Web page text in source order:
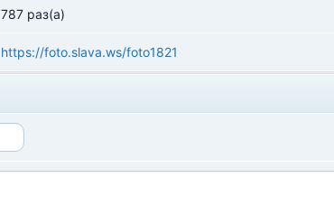
787 раз(а)
https://foto.slava.ws/foto1821